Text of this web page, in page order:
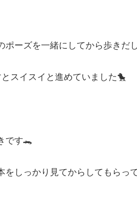
ポーズを一緒にしてから歩きだ
スイスイと進めていました🐤
です🐊
をしっかり見てからしてもらっ